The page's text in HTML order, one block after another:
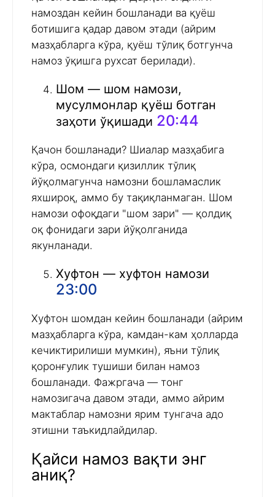
намоздан кейин бошланади ва қуёш
ботишига қадар давом этади (айрим
мазҳабларга кўра, қуёш тўлиқ ботгунча
намоз ўқишга рухсат берилади).
Шом — шом намози,
мусулмонлар қуёш ботган
заҳоти ўқишади 20:44
Қачон бошланади? Шиалар мазҳабига
кўра, осмондаги қизиллик тўлиқ
йўқолмагунча намозни бошламаслик
яхшироқ, аммо бу тақиқланмаган. Шом
намози офоқдаги "шом зари" — қолдиқ
оқ фонидаги зари йўқолганида
якунланади.
Хуфтон — хуфтон намози
23:00
Хуфтон шомдан кейин бошланади (айрим
мазҳабларга кўра, камдан-кам ҳолларда
кечиктирилиши мумкин), яъни тўлиқ
қоронғулик тушиши билан намоз
бошланади. Фажргача — тонг
намозигача давом этади, аммо айрим
мактаблар намозни ярим тунгача адо
этишни таъкидлайдилар.
Қайси намоз вақти энг
аниқ?